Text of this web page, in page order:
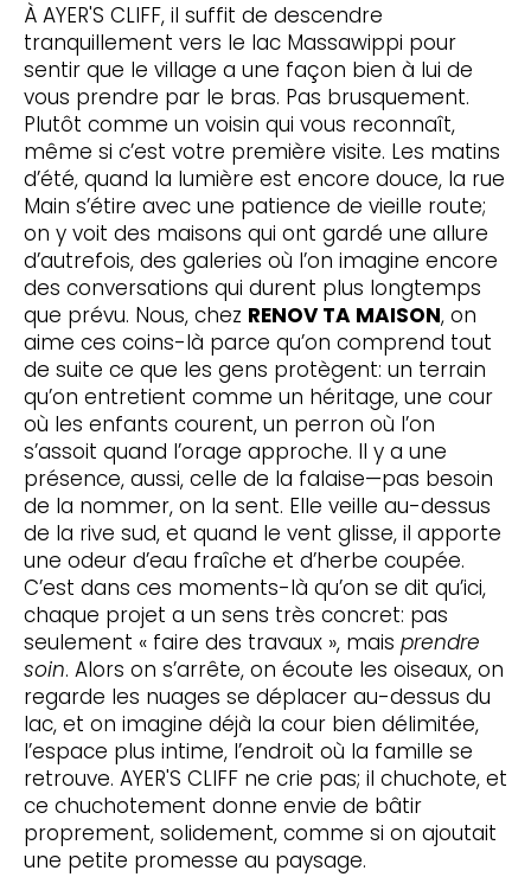
À AYER'S CLIFF, il suffit de descendre
tranquillement vers le lac Massawippi pour
sentir que le village a une façon bien à lui de
vous prendre par le bras. Pas brusquement.
Plutôt comme un voisin qui vous reconnaît,
même si c’est votre première visite. Les matins
d’été, quand la lumière est encore douce, la rue
Main s’étire avec une patience de vieille route;
on y voit des maisons qui ont gardé une allure
d’autrefois, des galeries où l’on imagine encore
des conversations qui durent plus longtemps
que prévu. Nous, chez RENOV TA MAISON, on
aime ces coins-là parce qu’on comprend tout
de suite ce que les gens protègent: un terrain
qu’on entretient comme un héritage, une cour
où les enfants courent, un perron où l’on
s’assoit quand l’orage approche. Il y a une
présence, aussi, celle de la falaise—pas besoin
de la nommer, on la sent. Elle veille au-dessus
de la rive sud, et quand le vent glisse, il apporte
une odeur d’eau fraîche et d’herbe coupée.
C’est dans ces moments-là qu’on se dit qu’ici,
chaque projet a un sens très concret: pas
seulement « faire des travaux », mais prendre
soin. Alors on s’arrête, on écoute les oiseaux, on
regarde les nuages se déplacer au-dessus du
lac, et on imagine déjà la cour bien délimitée,
l’espace plus intime, l’endroit où la famille se
retrouve. AYER'S CLIFF ne crie pas; il chuchote, et
ce chuchotement donne envie de bâtir
proprement, solidement, comme si on ajoutait
une petite promesse au paysage.